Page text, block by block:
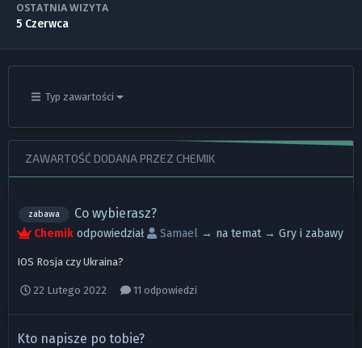
OSTATNIA WIZYTA
5 Czerwca
Typ zawartości
ZAWARTOŚĆ DODANA PRZEZ CHEMIK
zabawa Co wybierasz?
Chemikodpowiedział Samael→ na temat → Gry i zabawy
IOS Rosja czy Ukraina?
22 Lutego 2022 11 odpowiedzi
Kto napisze po tobie?